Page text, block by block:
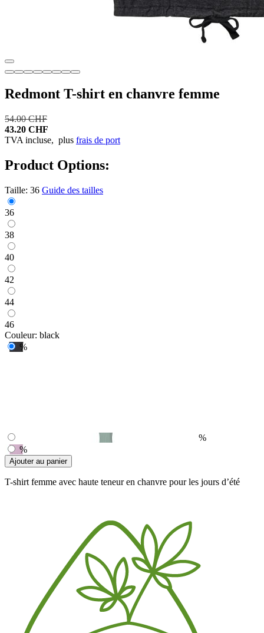
Redmont T-shirt en chanvre femme
54.00 CHF
43.20 CHF
TVA incluse, plus frais de port
Product Options:
Taille: 36 Guide des tailles
36
38
40
42
44
46
Couleur: black
%
%
%
Ajouter au panier
T-shirt femme avec haute teneur en chanvre pour les jours d’été